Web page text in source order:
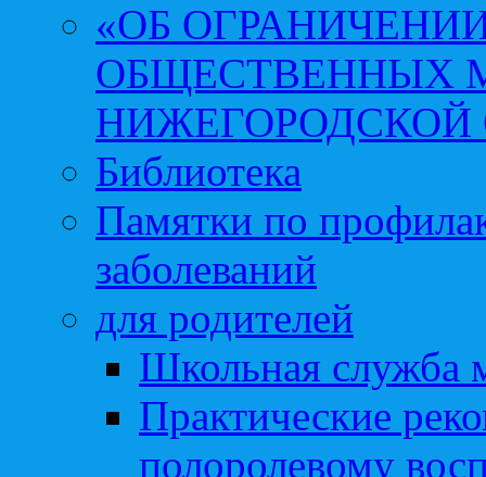
«ОБ
ОБЩЕСТВЕННЫХ
НИЖЕГОРОДСКОЙ
Библиотека
Памятки по
заболеваний
для родителей
Школьная служба
Практические
полоролевому